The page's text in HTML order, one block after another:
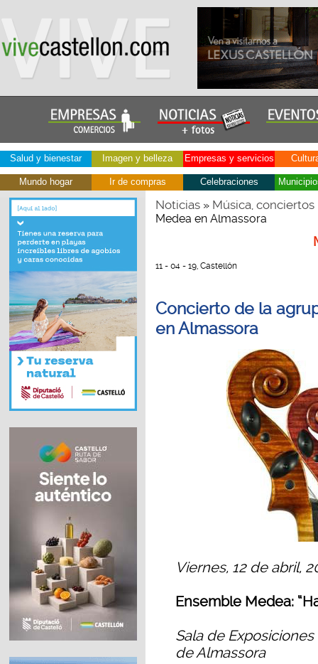
Salud y bienestar Imagen y belleza Empresas y servicios
Mundo hogar Ir de compras Celebraciones
Noticias» Música, conciertos
Medea en Almassora
11 - 04 - 19, Castellón
Concierto de la
en Almassora
Viernes, 12 de abril,
Ensemble Medea:
Sala de
de Almassora